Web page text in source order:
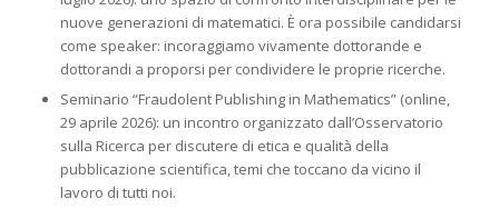
nuove generazioni di matematici. È ora possibile candidarsi
come speaker: incoraggiamo vivamente dottorande e
dottorandi a proporsi per condividere le proprie ricerche.
Seminario “Fraudolent Publishing in Mathematics” (online,
29 aprile 2026): un incontro organizzato dall’Osservatorio
sulla Ricerca per discutere di etica e qualità della
pubblicazione scientifica, temi che toccano da vicino il
lavoro di tutti noi.